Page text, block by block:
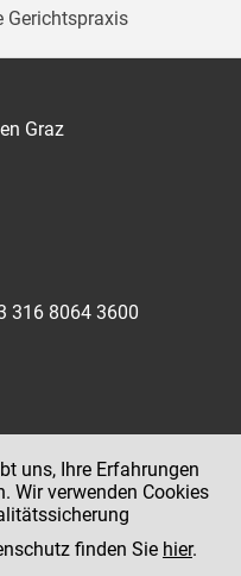
Gerichtspraxis
Graz
316 8064 3600
uns, Ihre Erfahrungen
Wir verwenden Cookies
finden Sie hier.